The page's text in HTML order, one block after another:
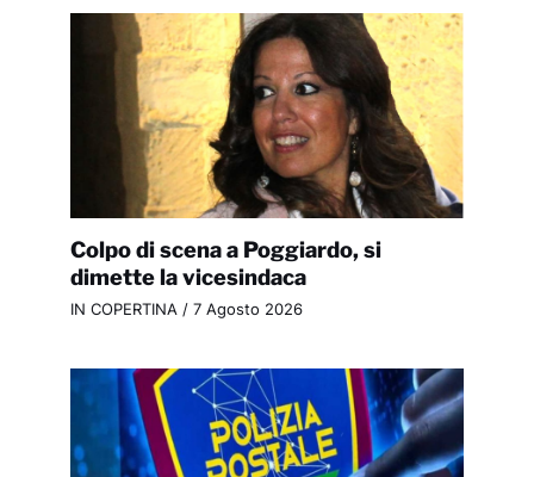
Colpo di scena a Poggiardo, si
dimette la vicesindaca
IN COPERTINA / 7 Agosto 2026